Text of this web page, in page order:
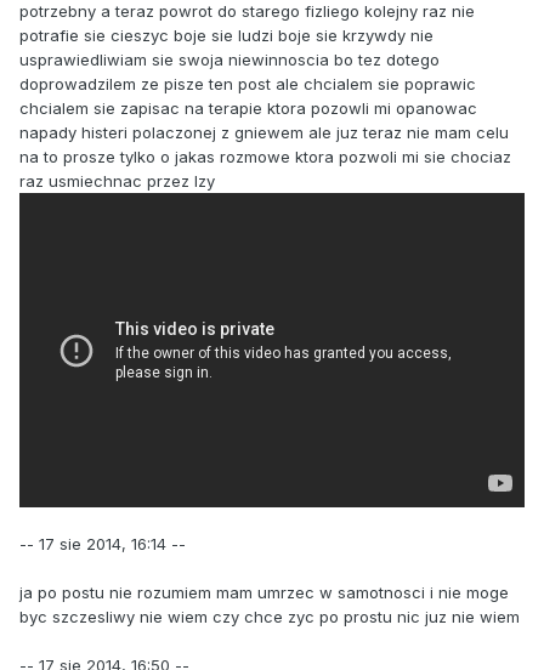
potrzebny a teraz powrot do starego fizliego kolejny raz nie
potrafie sie cieszyc boje sie ludzi boje sie krzywdy nie
usprawiedliwiam sie swoja niewinnoscia bo tez dotego
doprowadzilem ze pisze ten post ale chcialem sie poprawic
chcialem sie zapisac na terapie ktora pozowli mi opanowac
napady histeri polaczonej z gniewem ale juz teraz nie mam celu
na to prosze tylko o jakas rozmowe ktora pozwoli mi sie chociaz
raz usmiechnac przez lzy
-- 17 sie 2014, 16:14 --
ja po postu nie rozumiem mam umrzec w samotnosci i nie moge
byc szczesliwy nie wiem czy chce zyc po prostu nic juz nie wiem
-- 17 sie 2014, 16:50 --